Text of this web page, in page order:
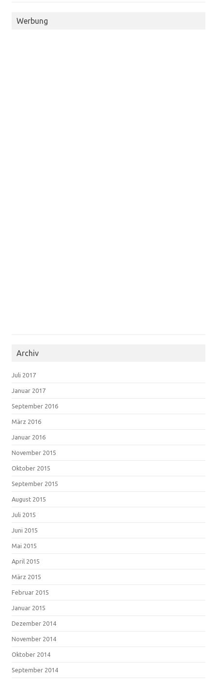
Werbung
Archiv
Juli 2017
Januar 2017
September 2016
März 2016
Januar 2016
November 2015
Oktober 2015
September 2015
August 2015
Juli 2015
Juni 2015
Mai 2015
April 2015
März 2015
Februar 2015
Januar 2015
Dezember 2014
November 2014
Oktober 2014
September 2014